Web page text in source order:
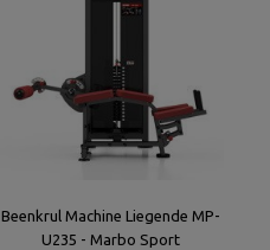
Beenkrul Machine Liegende MP-
U235 - Marbo Sport